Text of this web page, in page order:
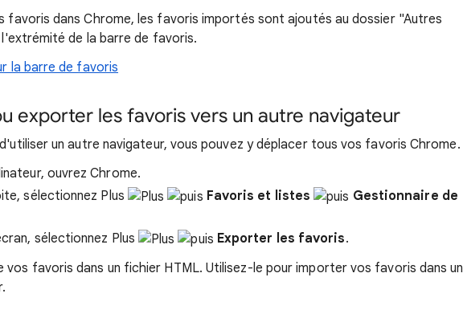
favoris dans Chrome, les favoris importés sont ajoutés au dossier "Autres
de la barre de favoris.
la barre de favoris
exporter les favoris vers un autre navigateur
un autre navigateur, vous pouvez y déplacer tous vos favoris Chrome.
ouvrez Chrome.
sélectionnez Plus
Favoris et listes
Gestionnaire de
sélectionnez Plus
Exporter les favoris.
vos favoris dans un fichier HTML. Utilisez-le pour importer vos favoris dans un